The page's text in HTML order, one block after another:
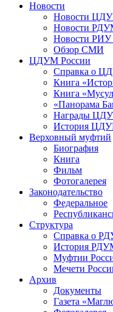
Новости
Новости
Новости
Новости
Обзор СМИ
ЦДУМ России
Справка о
Книга
Книга
«Панорама
Награды
История
Верховный муфтий
Биография
Книга
Фильм
Фотогалерея
Законодательство
Федеральное
Структура
Справка о
История
Муфтии
Мечети
Архив
Документы
Газета